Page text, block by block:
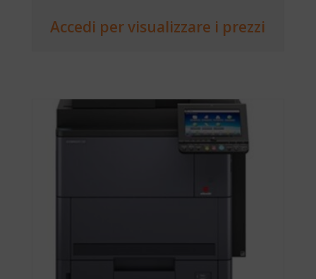
Accedi per visualizzare i prezzi